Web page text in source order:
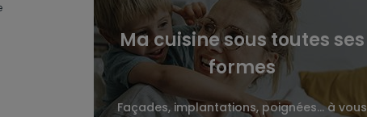
Ma cuisine sous toutes ses
formes
Façades, implantations, poignées... à vous